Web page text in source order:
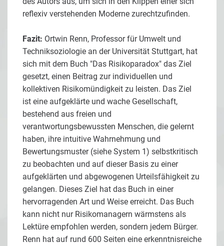
reflexiv verstehenden Moderne zurechtzufinden.
Fazit: Ortwin Renn, Professor für Umwelt und
Techniksoziologie an der Universität Stuttgart, hat
sich mit dem Buch "Das Risikoparadox" das Ziel
gesetzt, einen Beitrag zur individuellen und
kollektiven Risikomündigkeit zu leisten. Das Ziel
ist eine aufgeklärte und wache Gesellschaft,
bestehend aus freien und
verantwortungsbewussten Menschen, die gelernt
haben, ihre intuitive Wahrnehmung und
Bewertungsmuster (siehe System 1) selbstkritisch
zu beobachten und auf dieser Basis zu einer
aufgeklärten und abgewogenen Urteilsfähigkeit zu
gelangen. Dieses Ziel hat das Buch in einer
hervorragenden Art und Weise erreicht. Das Buch
kann nicht nur Risikomanagern wärmstens als
Lektüre empfohlen werden, sondern jedem Bürger.
Renn hat auf rund 600 Seiten eine erkenntnisreiche